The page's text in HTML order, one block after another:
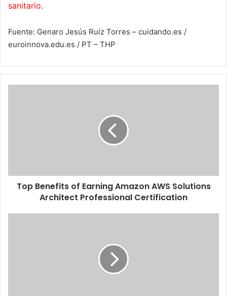
sanitario.
Fuente: Genaro Jesús Ruíz Torres – cuidando.es /
euroinnova.edu.es / PT – THP
Professional
Certification
Top Benefits of Earning Amazon AWS Solutions
Architect Professional Certification